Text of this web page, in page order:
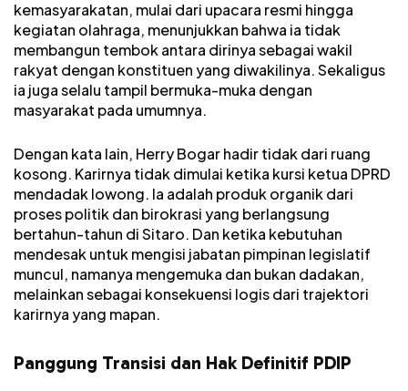
kemasyarakatan, mulai dari upacara resmi hingga
kegiatan olahraga, menunjukkan bahwa ia tidak
membangun tembok antara dirinya sebagai wakil
rakyat dengan konstituen yang diwakilinya. Sekaligus
ia juga selalu tampil bermuka-muka dengan
masyarakat pada umumnya.
Dengan kata lain, Herry Bogar hadir tidak dari ruang
kosong. Karirnya tidak dimulai ketika kursi ketua DPRD
mendadak lowong. Ia adalah produk organik dari
proses politik dan birokrasi yang berlangsung
bertahun-tahun di Sitaro. Dan ketika kebutuhan
mendesak untuk mengisi jabatan pimpinan legislatif
muncul, namanya mengemuka dan bukan dadakan,
melainkan sebagai konsekuensi logis dari trajektori
karirnya yang mapan.
Panggung Transisi dan Hak Definitif PDIP